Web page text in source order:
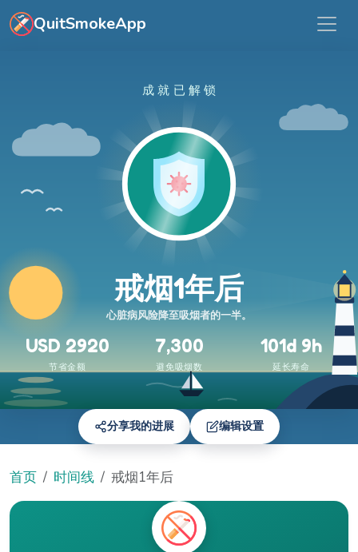
跳转到主要内容
QuitSmokeApp
成就已解锁
戒烟1年后
心脏病风险降至吸烟者的一半。
USD 2920 7,300 101d 9h
节省金额 避免吸烟数 延长寿命
分享我的进展 编辑设置
首页 时间线 戒烟1年后